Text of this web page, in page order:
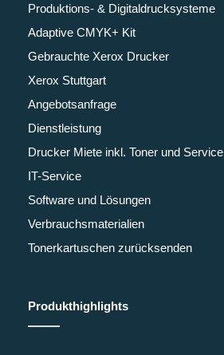
Produktions- & Digitaldrucksysteme
Adaptive CMYK+ Kit
Gebrauchte Xerox Drucker
Xerox Stuttgart
Angebotsanfrage
Dienstleistung
Drucker Miete inkl. Toner und Service
IT-Service
Software und Lösungen
Verbrauchsmaterialien
Tonerkartuschen zurücksenden
Produkthighlights